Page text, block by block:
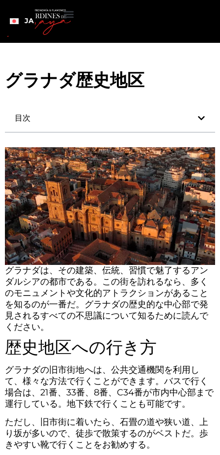
JA
グラナダ歴史地区
目次
グラナダは、その建築、伝統、習慣で魅了するアン
ダルシアの都市である。この街を訪れるなら、多く
のモニュメントや文化的アトラクションがあること
を知るのが一番だ。グラナダの歴史的な中心部で発
見されるすべての不思議について知るために読んで
ください。
歴史地区への行き方
グラナダの旧市街地へは、公共交通機関を利用し
て、様々な方法で行くことができます。バスで行く
場合は、21番、33番、8番、C34番が市内中心部まで
運行している。地下鉄で行くことも可能です。
ただし、旧市街に着いたら、石畳の道や狭い道、上
り坂が多いので、徒歩で散策するのがベストだ。歩
きやすい靴で行くことをお勧めする。